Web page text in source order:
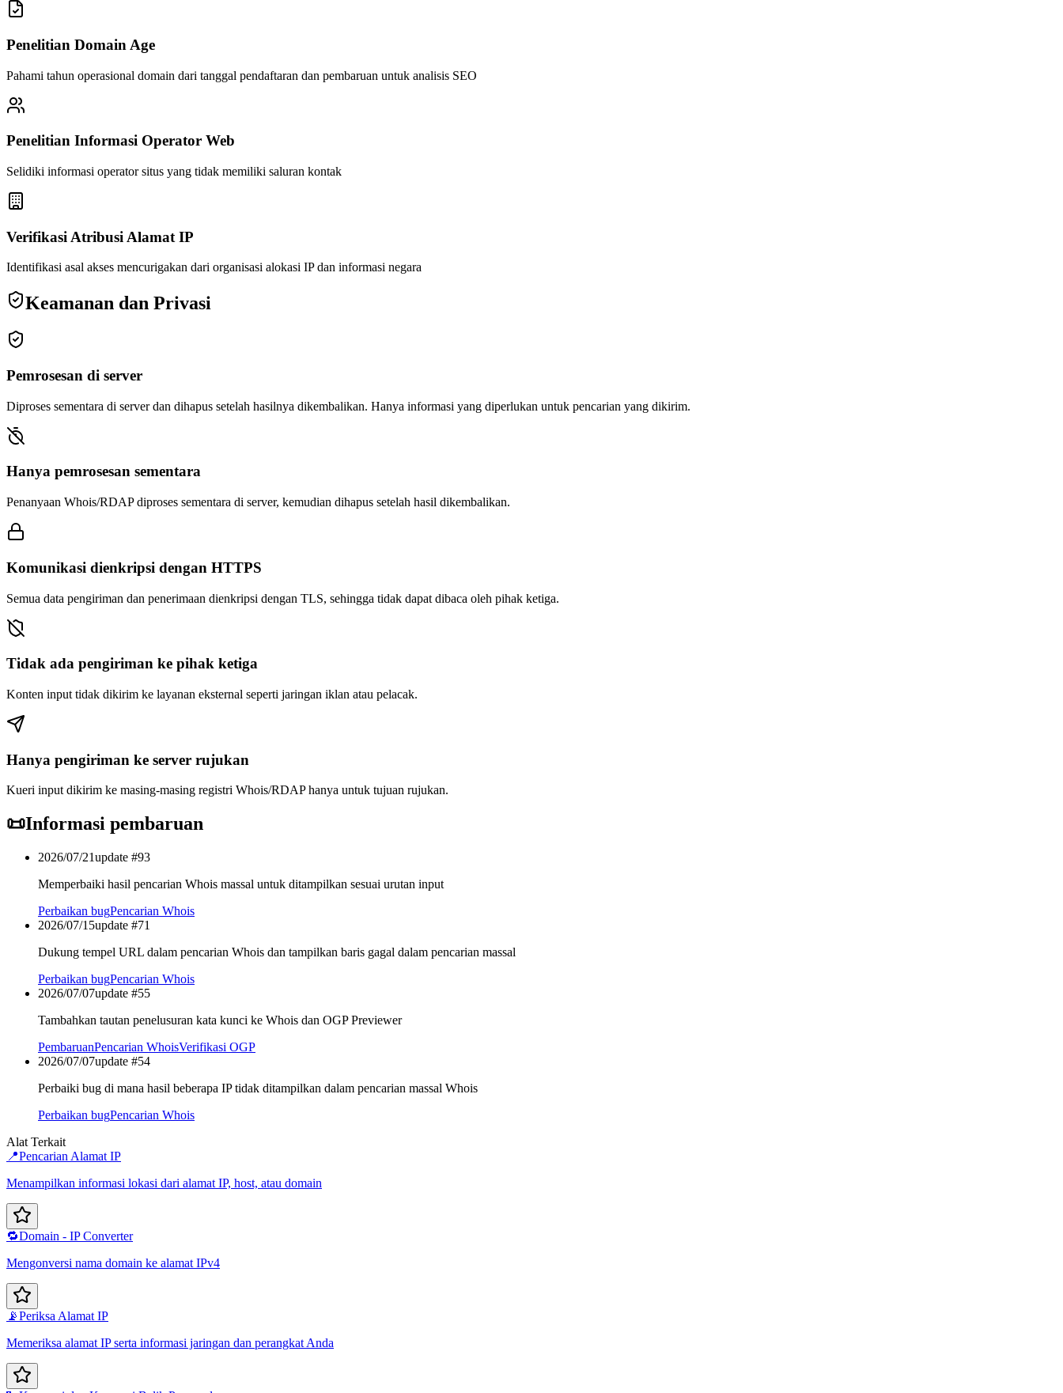
Penelitian Domain Age
Pahami tahun operasional domain dari tanggal pendaftaran dan pembaruan untuk analisis SEO
Penelitian Informasi Operator Web
Selidiki informasi operator situs yang tidak memiliki saluran kontak
Verifikasi Atribusi Alamat IP
Identifikasi asal akses mencurigakan dari organisasi alokasi IP dan informasi negara
Keamanan dan Privasi
Pemrosesan di server
Diproses sementara di server dan dihapus setelah hasilnya dikembalikan. Hanya informasi yang diperlukan untuk pencarian yang dikirim.
Hanya pemrosesan sementara
Penanyaan Whois/RDAP diproses sementara di server, kemudian dihapus setelah hasil dikembalikan.
Komunikasi dienkripsi dengan HTTPS
Semua data pengiriman dan penerimaan dienkripsi dengan TLS, sehingga tidak dapat dibaca oleh pihak ketiga.
Tidak ada pengiriman ke pihak ketiga
Konten input tidak dikirim ke layanan eksternal seperti jaringan iklan atau pelacak.
Hanya pengiriman ke server rujukan
Kueri input dikirim ke masing-masing registri Whois/RDAP hanya untuk tujuan rujukan.
📜Informasi pembaruan
2026/07/21update #93
Memperbaiki hasil pencarian Whois massal untuk ditampilkan sesuai urutan input
Perbaikan bugPencarian Whois
2026/07/15update #71
Dukung tempel URL dalam pencarian Whois dan tampilkan baris gagal dalam pencarian massal
Perbaikan bugPencarian Whois
2026/07/07update #55
Tambahkan tautan penelusuran kata kunci ke Whois dan OGP Previewer
PembaruanPencarian WhoisVerifikasi OGP
2026/07/07update #54
Perbaiki bug di mana hasil beberapa IP tidak ditampilkan dalam pencarian massal Whois
Perbaikan bugPencarian Whois
Alat Terkait
📍Pencarian Alamat IP
Menampilkan informasi lokasi dari alamat IP, host, atau domain
🔁Domain - IP Converter
Mengonversi nama domain ke alamat IPv4
📡Periksa Alamat IP
Memeriksa alamat IP serta informasi jaringan dan perangkat Anda